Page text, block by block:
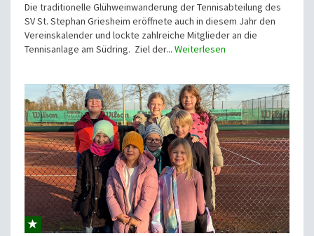
Die traditionelle Glühweinwanderung der Tennisabteilung des
SV St. Stephan Griesheim eröffnete auch in diesem Jahr den
Vereinskalender und lockte zahlreiche Mitglieder an die
Tennisanlage am Südring. Ziel der... Weiterlesen